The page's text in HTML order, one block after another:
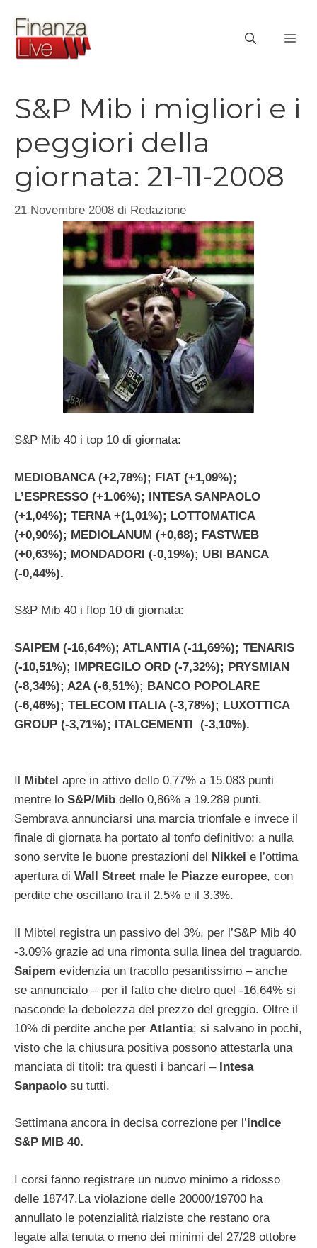
contenuto
S&P Mib i migliori e i
peggiori della
giornata: 21-11-2008
21 Novembre 2008 di Redazione
S&P Mib 40 i top 10 di giornata:
MEDIOBANCA (+2,78%); FIAT (+1,09%);
L’ESPRESSO (+1.06%); INTESA SANPAOLO
(+1,04%); TERNA +(1,01%); LOTTOMATICA
(+0,90%); MEDIOLANUM (+0,68); FASTWEB
(+0,63%); MONDADORI (-0,19%); UBI BANCA
(-0,44%).
S&P Mib 40 i flop 10 di giornata:
SAIPEM (-16,64%); ATLANTIA (-11,69%); TENARIS
(-10,51%); IMPREGILO ORD (-7,32%); PRYSMIAN
(-8,34%); A2A (-6,51%); BANCO POPOLARE
(-6,46%); TELECOM ITALIA (-3,78%); LUXOTTICA
GROUP (-3,71%); ITALCEMENTI (-3,10%).
Mibtel apre in attivo dello 0,77% a 15.083 punti
mentre lo S&P/Mib dello 0,86% a 19.289 punti.
Sembrava annunciarsi una marcia trionfale e invece il
finale di giornata ha portato al tonfo definitivo: a nulla
sono servite le buone prestazioni del
Nikkei e l’ottima
apertura di Wall Street male le Piazze europee, con
perdite che oscillano tra il 2.5% e il 3.3%.
Il Mibtel registra un passivo del 3%, per l’S&P Mib 40
-3.09% grazie ad una rimonta sulla linea del traguardo.
Saipem evidenzia un tracollo pesantissimo – anche
se annunciato – per il fatto che dietro quel -16,64% si
nasconde la debolezza del prezzo del greggio. Oltre il
10% di perdite anche per Atlantia; si salvano in pochi,
visto che la chiusura positiva possono attestarla una
manciata di titoli: tra questi i bancari – Intesa
Sanpaolo su tutti.
Settimana ancora in decisa correzione per l’indice
S&P MIB 40.
I corsi fanno registrare un nuovo minimo a ridosso
delle 18747.La violazione delle 20000/19700 ha
annullato le potenzialità rialziste che restano ora
legate alla tenuta o meno dei minimi del 27/28 ottobre